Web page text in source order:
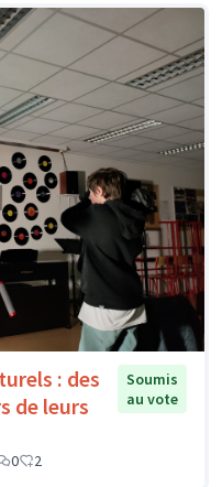
: des
de leurs
Soumis
au vote
0 2